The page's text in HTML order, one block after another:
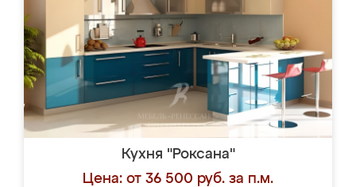
Кухня "Роксана"
Цена: от 36 500 руб. за п.м.